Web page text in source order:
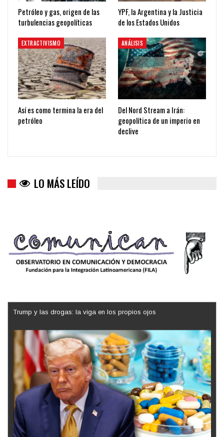
Petróleo y gas, origen de las
turbulencias geopolíticas
YPF, la Argentina y la Justicia
de los Estados Unidos
EXTRACTIVISMO
Así es como termina la era del
petróleo
ANÁLISIS
Del Nord Stream a Irán:
geopolítica de un imperio en
declive
LO MÁS LEÍDO
Trump y las drogas: la viga en los propios ojos